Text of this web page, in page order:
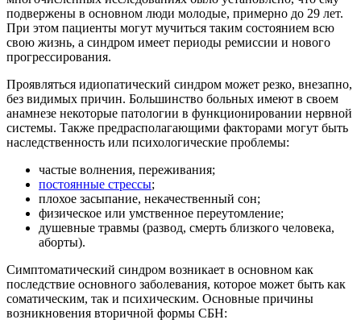
подвержены в основном люди молодые, примерно до 29 лет.
При этом пациенты могут мучиться таким состоянием всю
свою жизнь, а синдром имеет периоды ремиссии и нового
прогрессирования.
Проявляться идиопатический синдром может резко, внезапно,
без видимых причин. Большинство больных имеют в своем
анамнезе некоторые патологии в функционировании нервной
системы. Также предрасполагающими факторами могут быть
наследственность или психологические проблемы:
частые волнения, переживания;
постоянные стрессы;
плохое засыпание, некачественный сон;
физическое или умственное переутомление;
душевные травмы (развод, смерть близкого человека,
аборты).
Симптоматический синдром возникает в основном как
последствие основного заболевания, которое может быть как
соматическим, так и психическим. Основные причины
возникновения вторичной формы СБН: